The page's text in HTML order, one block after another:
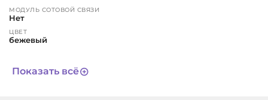
МОДУЛЬ СОТОВОЙ СВЯЗИ
Нет
ЦВЕТ
бежевый
СРОК СЛУЖБЫ
Показать всё